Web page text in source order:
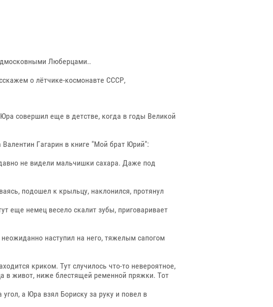
Люберцами..
о лётчике-космонавте СССР,
совершил еще в детстве, когда в годы Великой
Гагарин в книге "Мой брат Юрий":
не видели мальчишки сахара. Даже под
подошел к крыльцу, наклонился, протянул
еще немец весело скалит зубы, приговаривает
наступил на него, тяжелым сапогом
криком. Тут случилось что-то невероятное,
в живот, ниже блестящей ременной пряжки. Тот
а Юра взял Бориску за руку и повел в